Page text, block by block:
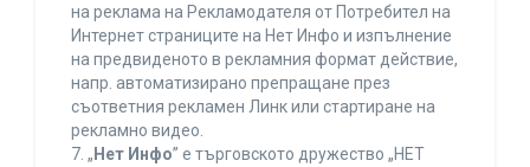
на реклама на Рекламодателя от Потребител на
Интернет страниците на Нет Инфо и изпълнение
на предвиденото в рекламния формат действие,
напр. автоматизирано препращане през
съответния рекламен Линк или стартиране на
рекламно видео.
7. „ Нет Инфо” е търговското дружество „НЕТ